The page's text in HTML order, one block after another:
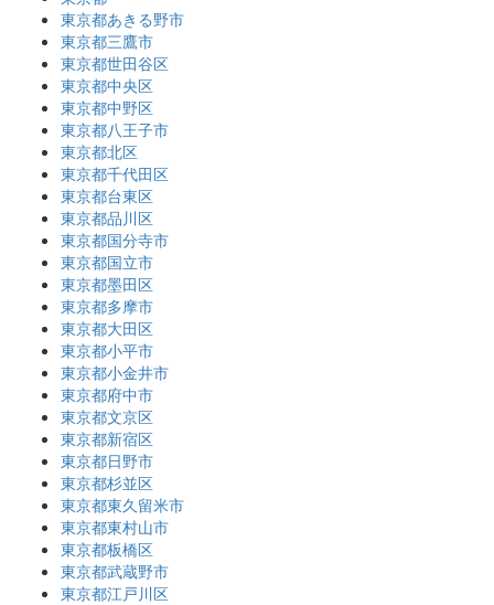
東京都あきる野市
東京都三鷹市
東京都世田谷区
東京都中央区
東京都中野区
東京都八王子市
東京都北区
東京都千代田区
東京都台東区
東京都品川区
東京都国分寺市
東京都国立市
東京都墨田区
東京都多摩市
東京都大田区
東京都小平市
東京都小金井市
東京都府中市
東京都文京区
東京都新宿区
東京都日野市
東京都杉並区
東京都東久留米市
東京都東村山市
東京都板橋区
東京都武蔵野市
東京都江戸川区